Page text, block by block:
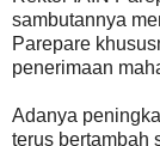
sambutannya
Parepare
penerimaan
Adanya
terus bertambah